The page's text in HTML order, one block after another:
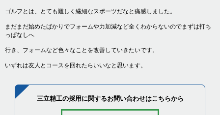
ゴルフとは、とても難しく繊細なスポーツだなと痛感しました。
まだまだ始めたばかりでフォームや力加減など全くわからないのでまずは打ち
っぱなしへ
行き、フォームなど色々なことを改善していきたいです。
いずれは友人とコースを回れたらいいなと思います。
三立精工の採用に関するお問い合わせはこちらから